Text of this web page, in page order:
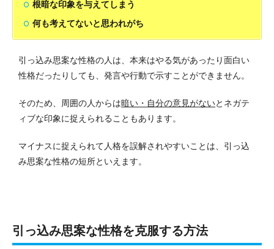
根暗な印象を与えてしまう
何も考えてないと思われがち
引っ込み思案な性格の人は、本来はやる気があったり面白い
性格だったりしても、発言や行動で示すことができません。
そのため、周囲の人からは暗い・自分の意見がないとネガテ
ィブな印象に捉えられることもあります。
マイナスに捉えられて人格を誤解されやすいことは、引っ込
み思案な性格の短所といえます。
引っ込み思案な性格を克服する方法